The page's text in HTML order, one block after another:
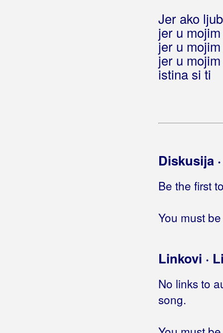
Jer ako
jer u
jer u
jer u
istina si ti
Diskusija
Be the first
You must
Linkovi ·
No links to
song.